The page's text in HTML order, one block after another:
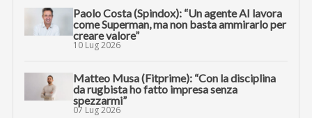
Paolo Costa (Spindox): “Un agente AI lavora
come Superman, ma non basta ammirarlo per
creare valore”
10 Lug 2026
Matteo Musa (Fitprime): “Con la disciplina
da rugbista ho fatto impresa senza
spezzarmi”
07 Lug 2026